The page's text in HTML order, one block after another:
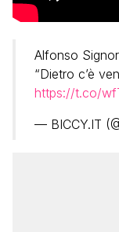
Alfonso
“Dietro c’è
https://t.co/
— BICCY.IT